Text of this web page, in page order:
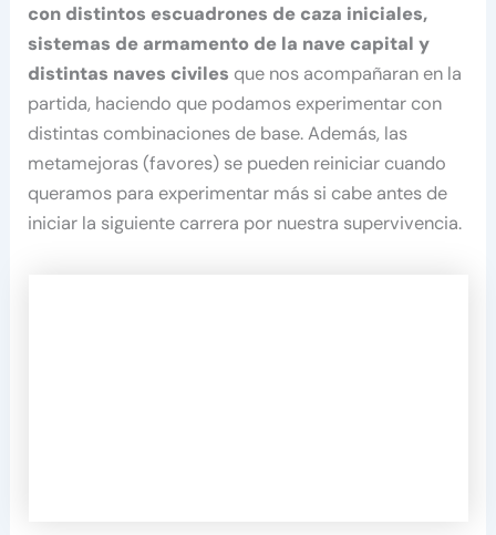
con distintos escuadrones de caza iniciales,
sistemas de armamento de la nave capital y
distintas naves civiles que nos acompañaran en la
partida, haciendo que podamos experimentar con
distintas combinaciones de base. Además, las
metamejoras (favores) se pueden reiniciar cuando
queramos para experimentar más si cabe antes de
iniciar la siguiente carrera por nuestra supervivencia.